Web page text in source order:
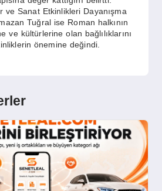
ve Sanat Etkinlikleri Dayanışma
Tuğral ise Roman halkının
ve kültürlerine olan bağlılıklarını
önemine değindi.